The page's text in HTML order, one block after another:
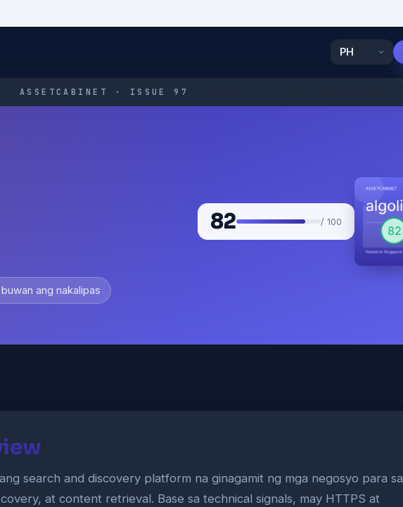
ASSETCABINET · ISSUE 97
82 / 100
ang nakalipas
search and discovery platform na ginagamit ng mga negosyo para sa
at content retrieval. Base sa technical signals, may HTTPS at